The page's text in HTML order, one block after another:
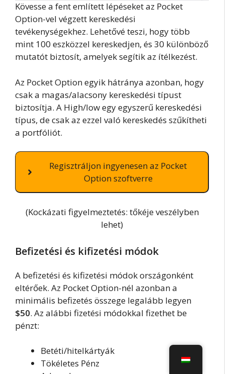
Kövesse a fent említett lépéseket az Pocket
Option-vel végzett kereskedési
tevékenységekhez. Lehetővé teszi, hogy több
mint 100 eszközzel kereskedjen, és 30 különböző
mutatót biztosít, amelyek segítik az ítélkezést.
Az Pocket Option egyik hátránya azonban, hogy
csak a magas/alacsony kereskedési típust
biztosítja. A High/low egy egyszerű kereskedési
típus, de csak az ezzel való kereskedés szűkítheti
a portfóliót.
Regisztráljon ingyenesen az Pocket
Option szoftverre
(Kockázati figyelmeztetés: tőkéje veszélyben
lehet)
Befizetési és kifizetési módok
A befizetési és kifizetési módok országonként
eltérőek. Az Pocket Option-nél azonban a
minimális befizetés összege legalább legyen
$50. Az alábbi fizetési módokkal fizethet be
pénzt:
Betéti/hitelkártyák
Tökéletes Pénz